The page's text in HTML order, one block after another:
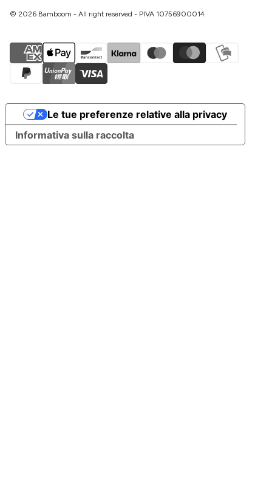
© 2026 Bamboom - All right reserved - PIVA 10756900014
Informativa sulla raccolta
Le tue preferenze relative alla privacy